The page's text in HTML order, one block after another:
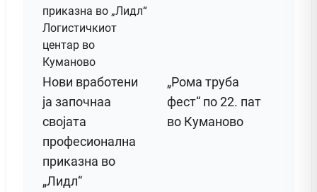
Нови вработени
ја започнаа
својата
професионална
приказна во
„Лидл“
„Рома труба
фест“ по 22. пат
во Куманово